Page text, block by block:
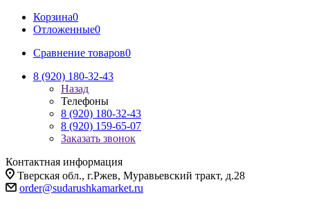
Корзина0
Отложенные0
Сравнение товаров0
8 (920) 180-32-43
Назад
Телефоны
8 (920) 180-32-43
8 (920) 159-65-07
Заказать звонок
Контактная информация
Тверская обл., г.Ржев, Муравьевский тракт, д.28
order@sudarushkamarket.ru